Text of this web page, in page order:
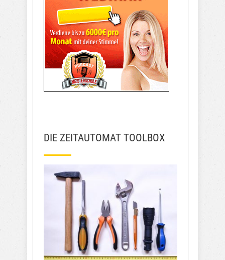
DIE ZEITAUTOMAT TOOLBOX